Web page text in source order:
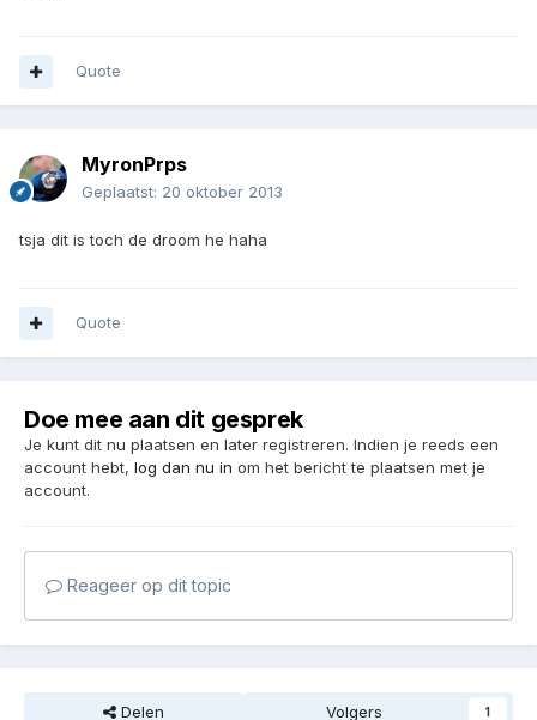
Quote
MyronPrps
Geplaatst: 20 oktober 2013
tsja dit is toch de droom he haha
Quote
Doe mee aan dit gesprek
Je kunt dit nu plaatsen en later registreren. Indien je reeds een
account hebt, log dan nu in om het bericht te plaatsen met je
account.
Reageer op dit topic
Delen Volgers 1